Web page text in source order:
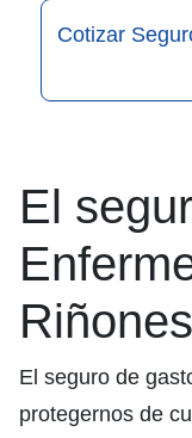
Cotizar
El
Riñones
El seguro de
protegernos de